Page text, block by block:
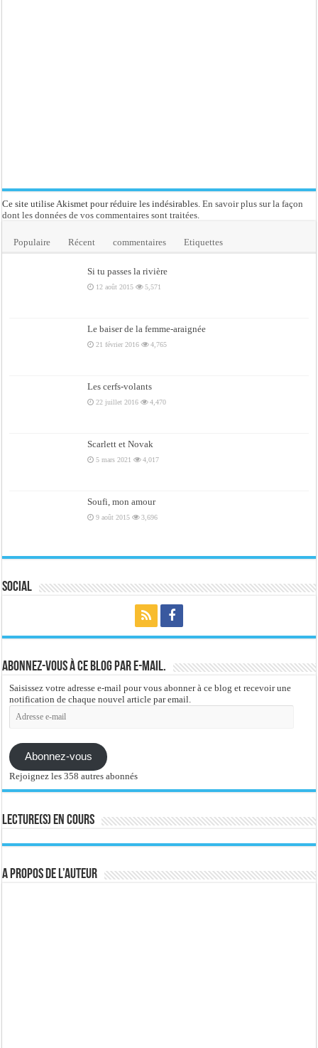
Ce site utilise Akismet pour réduire les indésirables.En savoir plus sur la façon
dont les données de vos commentaires sont traitées
Populaire Récent commentaires Etiquettes
Si tu passes la rivière
12 août 2015 5,571
Le baiser de la femme-araignée
21 février 2016 4,765
Les cerfs-volants
22 juillet 2016 4,470
Scarlett et Novak
5 mars 2021 4,017
Soufi, mon amour
9 août 2015 3,696
Social
Abonnez-vous à ce blog par e-mail.
Saisissez votre adresse e-mail pour vous abonner à ce blog et recevoir une
notification de chaque nouvel article par email.
Adresse
e-
Abonnez-vous
Rejoignez les 358 autres abonnés
Lecture(s) en cours
A propos de l’auteur